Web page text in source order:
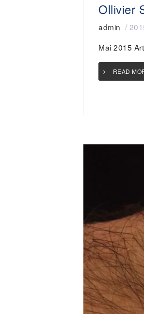
Ollivier
admin /
Mai 2015
READ